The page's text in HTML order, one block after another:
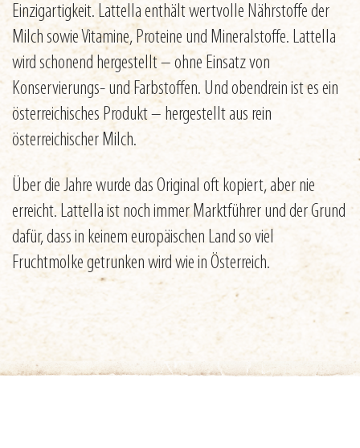
Einzigartigkeit. Lattella enthält wertvolle Nährstoffe der
Milch sowie Vitamine, Proteine und Mineralstoffe. Lattella
wird schonend hergestellt – ohne Einsatz von
Konservierungs- und Farbstoffen. Und obendrein ist es ein
österreichisches Produkt – hergestellt aus rein
österreichischer Milch.
Über die Jahre wurde das Original oft kopiert, aber nie
erreicht. Lattella ist noch immer Marktführer und der Grund
dafür, dass in keinem europäischen Land so viel
Fruchtmolke getrunken wird wie in Österreich.